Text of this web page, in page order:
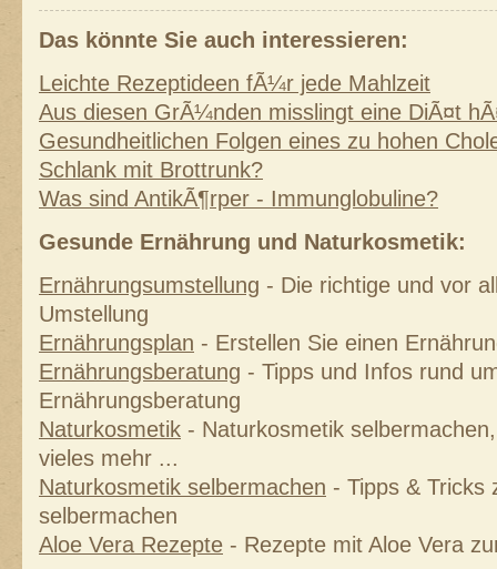
Das könnte Sie auch interessieren:
Leichte Rezeptideen fÃ¼r jede Mahlzeit
Aus diesen GrÃ¼nden misslingt eine DiÃ¤t
Gesundheitlichen Folgen eines zu hohen
Schlank mit Brottrunk?
Was sind AntikÃ¶rper - Immunglobuline?
Gesunde Ernährung und Naturkosmetik:
Ernährungsumstellung - Die richtige und vor
Umstellung
Ernährungsplan - Erstellen Sie einen
Ernährungsberatung - Tipps und Infos rund
Ernährungsberatung
Naturkosmetik - Naturkosmetik
vieles mehr ...
Naturkosmetik selbermachen - Tipps & Tricks
selbermachen
Aloe Vera Rezepte - Rezepte mit Aloe Vera